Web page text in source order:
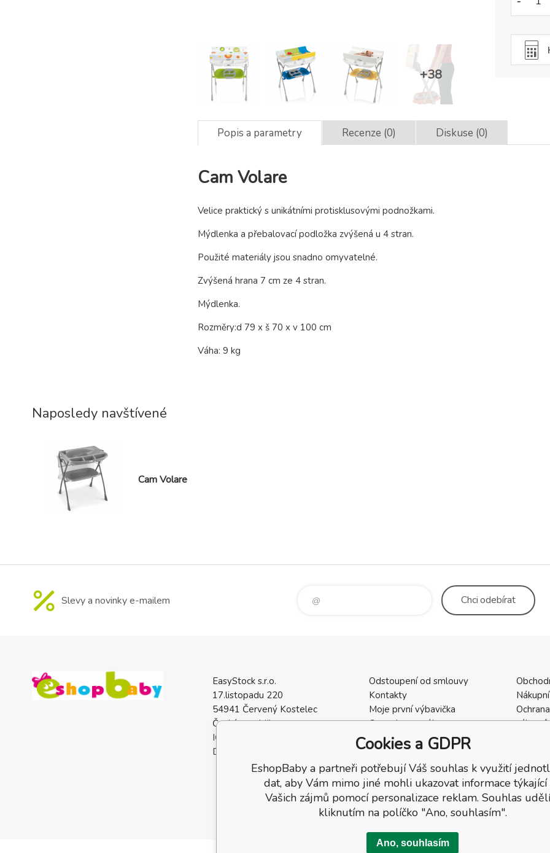
Popis a parametry Recenze (0) Diskuse (0)
Cam Volare
Velice praktický s unikátními protisklusovými podnožkami.
Mýdlenka a přebalovací podložka zvýšená u 4 stran.
Použité materiály jsou snadno omyvatelné.
Zvýšená hrana 7 cm ze 4 stran.
Mýdlenka.
Rozměry:d 79 x š 70 x v 100 cm
Váha: 9 kg
Naposledy navštívené
Cam Volare
Slevy a novinky e-mailem Chciodebírat
EasyStock s.r.o.
17.listopadu 220
54941 Červený Kostelec
Česká republika
IČO: 07727402
DIČ: CZ07727402
Odstoupení od smlouvy
Kontakty
Moje první výbavička
Ceny dopravného
Vrácení zboží / Reklamace
Reklamace
Recenze
Cookies a GDPR
EshopBaby a partneři potřebují Váš souhlas k využití
dat, aby Vám mimo jiné mohli ukazovat informace týkající
Vašich zájmů pomocí personalizace reklam. Souhlas
kliknutím na políčko "Ano, souhlasím".
Ano, souhlasím